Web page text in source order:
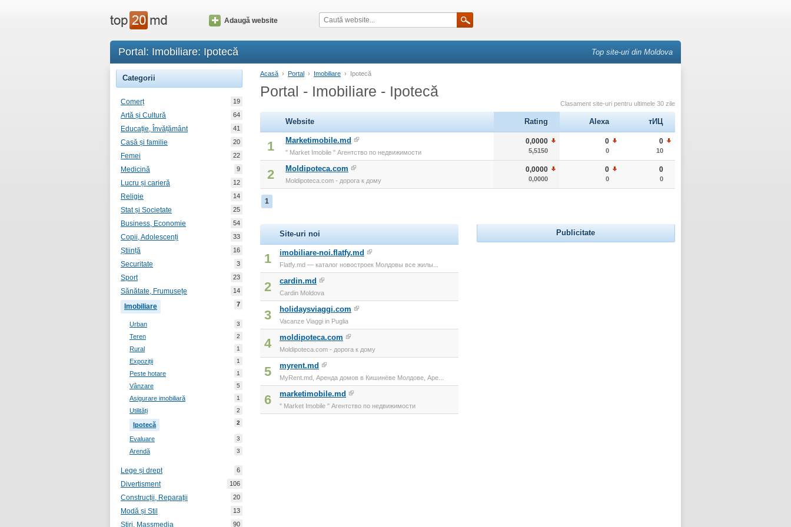
Adaugă website
Portal: Imobiliare: Ipotecă Top site-uri din Moldova
Categorii
Comerț 19
Artă și Cultură 64
Educație, Învățământ 41
Casă și familie 20
Femei 22
Medicină 9
Lucru și carieră 12
Religie 14
Stat și Societate 25
Business, Economie 54
Copii, Adolescenți 33
Știință 16
Securitate 3
Sport 23
Sănătate, Frumusețe 14
Imobiliare 7
Urban 3
Teren 2
Rural 1
Expoziții 1
Peste hotare 1
Vânzare 5
Asigurare imobiliară 1
Utilități 2
Ipotecă 2
Evaluare 3
Arendă 3
Lege și drept 6
Divertisment 106
Construcții, Reparații 20
Modă și Stil 13
Știri, Massmedia 90
Acasă › Portal › Imobiliare › Ipotecă
Portal - Imobiliare - Ipotecă
Clasament site-uri pentru ultimele 30 zile
Website Rating Alexa тИЦ
1 Marketimobile.md
" Market Imobile " Агентство по недвижимости
0,0000
5,5150
0
0
0
10
2 Moldipoteca.com
Moldipoteca.com - дорога к дому
0,0000
0,0000
0
0
0
0
1
Site-uri noi
1 imobiliare-noi.flatfy.md
Flatfy.md — каталог новостроек Молдовы все жилы...
2 cardin.md
Cardin Moldova
3 holidaysviaggi.com
Vacanze Viaggi in Puglia
4 moldipoteca.com
Moldipoteca.com - дорога к дому
5 myrent.md
MyRent.md, Аренда домов в Кишинёве Молдове, Аре...
6 marketimobile.md
" Market Imobile " Агентство по недвижимости
Publicitate